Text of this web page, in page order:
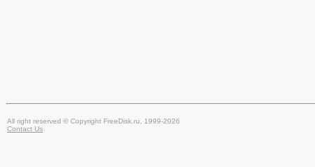
All right reserved © Copyright FreeDisk.ru, 1999-2026
Contact Us